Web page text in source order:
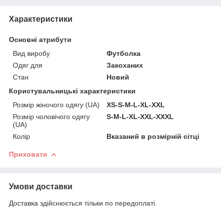
Характеристики
Основні атрибути
Вид виробу
Футболка
Одяг для
Закоханих
Стан
Новий
Користувальницькі характеристики
Розмір жіночого одягу (UA)
XS-S-M-L-XL-XXL
Розмір чоловічого одягу
(UA)
S-M-L-XL-XXL-ХХХL
Колір Вказаний в розмірній сітці
Приховати
Умови доставки
Доставка здійснюється тільки по передоплаті.